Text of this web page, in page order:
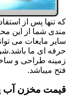
که تنها پس از
مندی شما از این
سایر مایعات می
حرفه ای ما
زمینه طراحی و
فتح میباشد.
قیمت مخزن آب